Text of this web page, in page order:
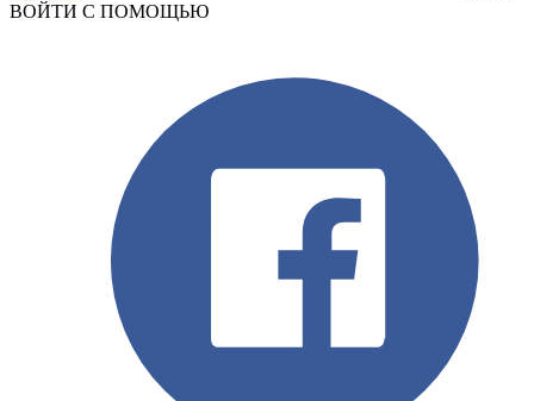
ВОЙТИ С ПОМОЩЬЮ